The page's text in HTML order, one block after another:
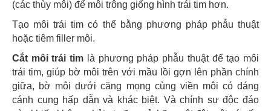
(các thùy môi) để môi trông giống hình trái tim hơn.
Tạo môi trái tim có thể bằng phương pháp phẫu thuật
hoặc tiêm filler môi.
Cắt môi trái tim là phương pháp phẫu thuật để tạo môi
trái tim, giúp bờ môi trên với mầu lồi gợn lên phần chính
giữa, bờ môi dưới căng mọng cùng viền môi có dáng
cánh cung hấp dẫn và khác biệt. Và chính sự độc đáo